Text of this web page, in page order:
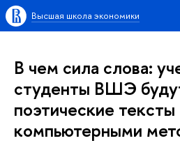
Высшая школа экономики
В чем сила слова:
студенты ВШЭ
поэтические тексты
компьютерными